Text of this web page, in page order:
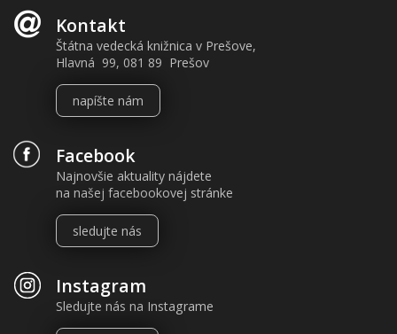
Kontakt
Štátna vedecká knižnica v Prešove,
Hlavná 99, 081 89 Prešov
napíšte nám
Facebook
Najnovšie aktuality nájdete
na našej facebookovej stránke
sledujte nás
Instagram
Sledujte nás na Instagrame